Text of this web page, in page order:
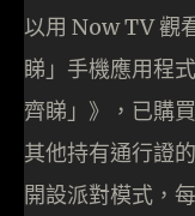
以用 Now TV 觀
睇」手機應用程
齊睇」》，已購
其他持有通行證
開設派對模式，